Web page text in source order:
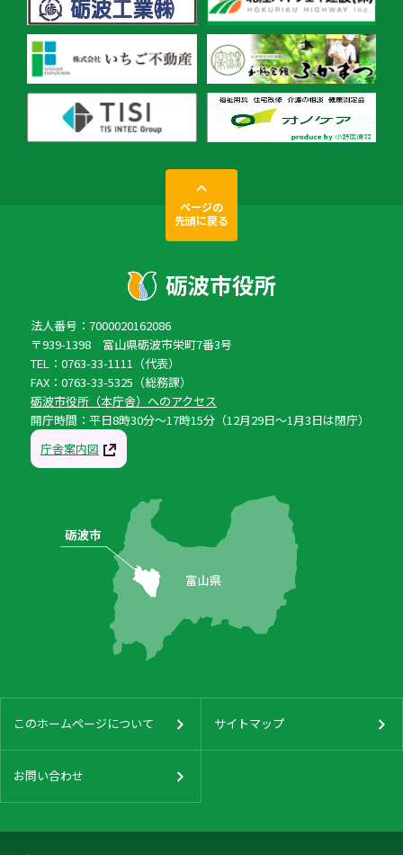
ページの
先頭に戻る
法人番号：7000020162086
〒939-1398 富山県砺波市栄町7番3号
TEL：0763-33-1111（代表）
FAX：0763-33-5325（総務課）
砺波市役所（本庁舎）へのアクセス
開庁時間：平日8時30分〜17時15分（12月29日〜1月3日は閉庁）
庁舎案内図
このホームページについて サイトマップ
お問い合わせ